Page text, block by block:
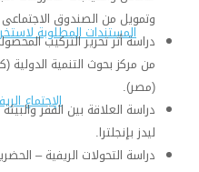
المستندات المطلوبة
الإجتماع
وتمويل من الصندوق الاجتماعى
دراسة أثر تحرير التركيب
من مركز بحوث التنمية الدولية
(مصر).
دراسة العلاقة بين الفقر
ليدز بإنجلترا.
دراسة التحولات الريفية –